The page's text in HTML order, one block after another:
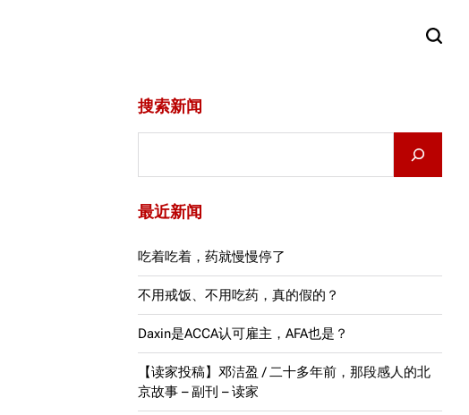
搜索新闻
最近新闻
吃着吃着，药就慢慢停了
不用戒饭、不用吃药，真的假的？
Daxin是ACCA认可雇主，AFA也是？
【读家投稿】邓洁盈 / 二十多年前，那段感人的北
京故事 – 副刊 – 读家